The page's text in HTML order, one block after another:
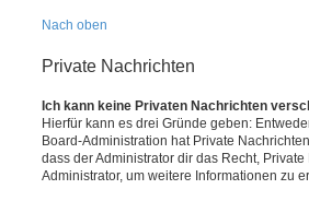
Nach oben
Private Nachrichten
Ich kann keine Privaten Nachrichten
Hierfür kann es drei Gründe geben:
Board-Administration hat Private
dass der Administrator dir das Recht,
Administrator, um weitere Informationen zu